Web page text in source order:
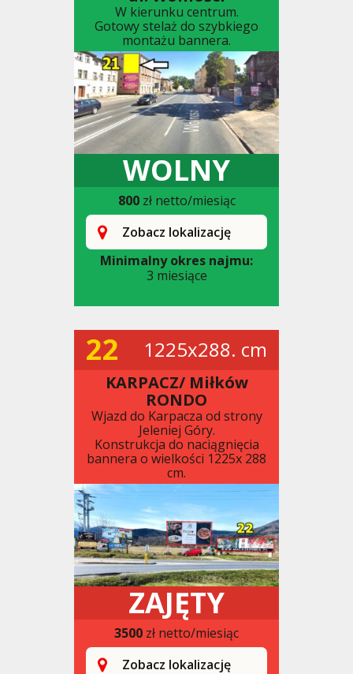
W kierunku centrum.
Gotowy stelaż do szybkiego
montażu bannera.
WOLNY
800zł netto/miesiąc
Zobacz lokalizację
Minimalny okres najmu:
3 miesiące
22 1225x288. cm
KARPACZ/ Miłków
RONDO
Wjazd do Karpacza od strony
Jeleniej Góry.
Konstrukcja do naciągnięcia
bannera o wielkości 1225x 288
cm.
ZAJĘTY
3500 zł netto/miesiąc
Zobacz lokalizację